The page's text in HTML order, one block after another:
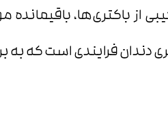
از باکتری‌ها،
دندان فرایندی است که به